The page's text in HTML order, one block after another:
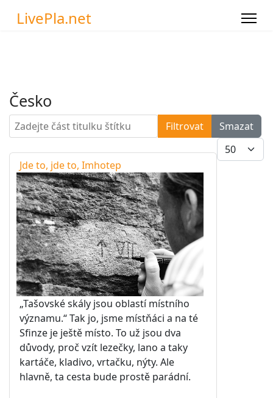
LivePla.net
Česko
Zadejte část titulku štítku Filtrovat
Smazat
Počet
Jde to, jde to, Imhotep
„Tašovské skály jsou oblastí místního
významu.“ Tak jo, jsme místňáci a na té
Sfinze je ještě místo. To už jsou dva
důvody, proč vzít lezečky, lano a taky
kartáče, kladivo, vrtačku, nýty. Ale
hlavně, ta cesta bude prostě parádní.